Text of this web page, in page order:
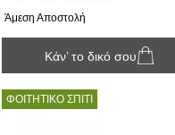
Άμεση Αποστολή
Κάν’ το δικό σου
ΦΟΙΤΗΤΙΚΟ ΣΠΙΤΙ